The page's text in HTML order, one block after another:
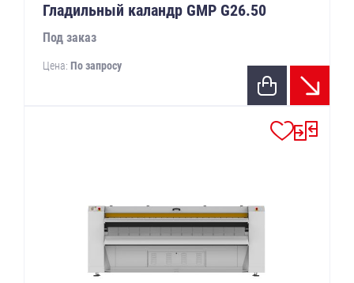
Гладильный каландр GMP G26.50
Под заказ
Цена: По запросу